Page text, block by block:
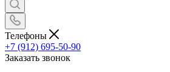
Телефоны
+7 (912) 695-50-90
Заказать звонок